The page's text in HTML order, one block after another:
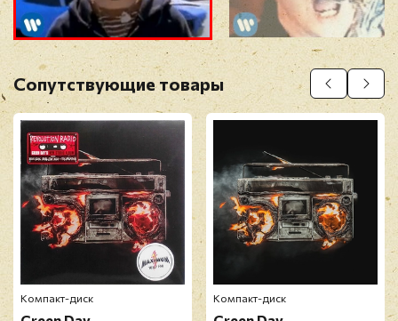
Прикрепить фото
Оставить отзыв
Перед публикацией отзывы проходят
модерацию
Сопутствующие товары
Компакт-диск Компакт-диск